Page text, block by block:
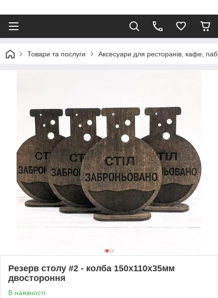
Товари та послуги Аксесуари для ресторанів, кафе,
Резерв столу #2 - колба 150х110х35мм
двостороння
В наявності